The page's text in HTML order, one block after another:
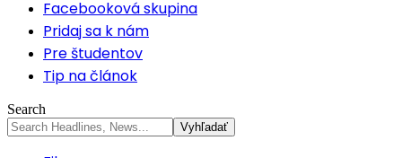
Facebooková skupina
Pridaj sa k nám
Pre študentov
Tip na článok
Search